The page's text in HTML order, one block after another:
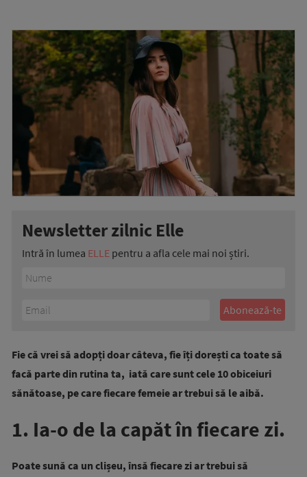
Newsletter zilnic Elle
Intră în lumea ELLE pentru a afla cele mai noi știri.
Fie că vrei să adopți doar câteva, fie îți dorești ca toate să
facă parte din rutina ta, iată care sunt cele 10 obiceiuri
sănătoase, pe care fiecare femeie ar trebui să le aibă.
1. Ia-o de la capăt în fiecare zi.
Poate sună ca un clișeu, însă fiecare zi ar trebui să